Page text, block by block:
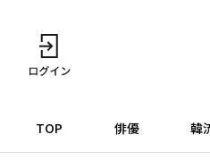
TOP 俳優 韓